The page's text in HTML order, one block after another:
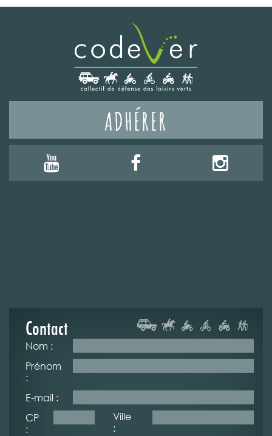
ADHÉRER
Contact
Nom :
Prénom
:
E-mail :
CP
:
Ville
: